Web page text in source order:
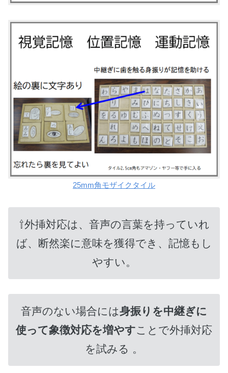
25mm角モザイクタイル
⇧外挿対応は、音声の言葉を持っていれ
ば、断然楽に意味を獲得でき、記憶もし
やすい。
音声のない場合には身振りを中継ぎに
使って象徴対応を増やすことで外挿対応
を試みる 。